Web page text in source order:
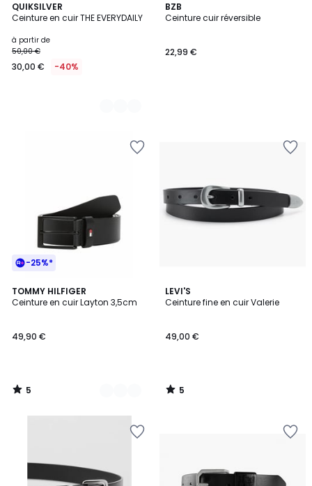
QUIKSILVER
Ceinture en cuir THE EVERYDAILY
à partir de
50,00 €
30,00 € -40%
2
Couleurs
BZB
Ceinture cuir réversible
22,99 €
-25%*
TOMMY HILFIGER
Ceinture en cuir Layton 3,5cm
49,90 €
5
/
2
Couleurs
5
/
LEVI'S
Ceinture fine en cuir Valerie
49,00 €
5
/
5
/